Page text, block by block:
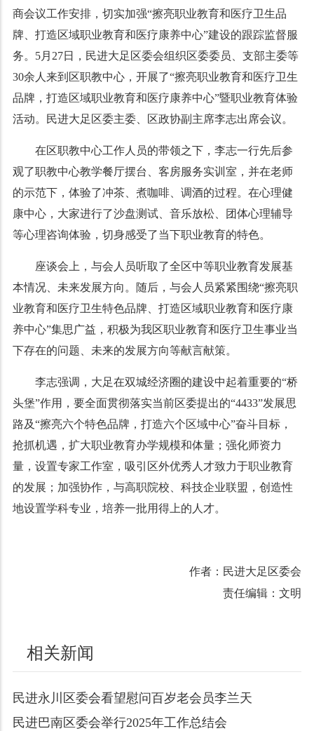
商会议工作安排，切实加强“擦亮职业教育和医疗卫生品
牌、打造区域职业教育和医疗康养中心”建设的跟踪监督服
务。5月27日，民进大足区委会组织区委委员、支部主委等
30余人来到区职教中心，开展了“擦亮职业教育和医疗卫生
品牌，打造区域职业教育和医疗康养中心”暨职业教育体验
活动。民进大足区委主委、区政协副主席李志出席会议。
在区职教中心工作人员的带领之下，李志一行先后参
观了职教中心教学餐厅摆台、客房服务实训室，并在老师
的示范下，体验了冲茶、煮咖啡、调酒的过程。在心理健
康中心，大家进行了沙盘测试、音乐放松、团体心理辅导
等心理咨询体验，切身感受了当下职业教育的特色。
座谈会上，与会人员听取了全区中等职业教育发展基
本情况、未来发展方向。随后，与会人员紧紧围绕“擦亮职
业教育和医疗卫生特色品牌、打造区域职业教育和医疗康
养中心”集思广益，积极为我区职业教育和医疗卫生事业当
下存在的问题、未来的发展方向等献言献策。
李志强调，大足在双城经济圈的建设中起着重要的“桥
头堡”作用，要全面贯彻落实当前区委提出的“4433”发展思
路及“擦亮六个特色品牌，打造六个区域中心”奋斗目标，
抢抓机遇，扩大职业教育办学规模和体量；强化师资力
量，设置专家工作室，吸引区外优秀人才致力于职业教育
的发展；加强协作，与高职院校、科技企业联盟，创造性
地设置学科专业，培养一批用得上的人才。
作者：民进大足区委会
责任编辑：文明
相关新闻
民进永川区委会看望慰问百岁老会员李兰天
民进巴南区委会举行2025年工作总结会